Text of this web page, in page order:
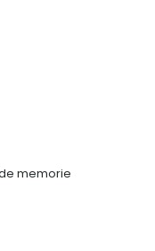
memorie